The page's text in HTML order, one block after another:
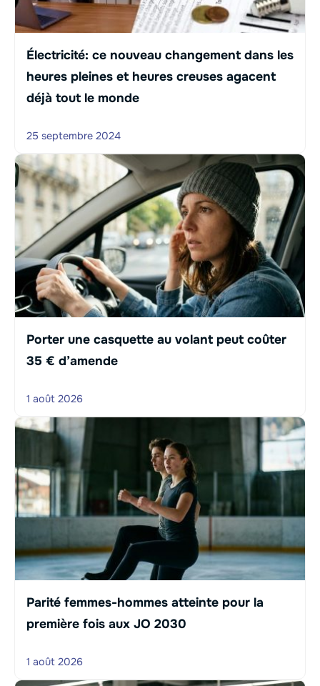
Électricité: ce nouveau changement dans les
heures pleines et heures creuses agacent
déjà tout le monde
25 septembre 2024
Porter une casquette au volant peut coûter
35 € d’amende
1 août 2026
Parité femmes-hommes atteinte pour la
première fois aux JO 2030
1 août 2026